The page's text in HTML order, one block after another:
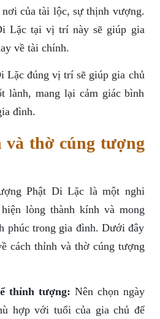
của tài lộc, sự thịnh vượng.
Lặc tại vị trí này sẽ giúp gia
về tài chính.
Lặc đúng vị trí sẽ giúp gia chủ
lành, mang lại cảm giác bình
đình.
và thờ cúng tượng
Phật Di Lặc là một nghi
lòng thành kính và mong
phúc trong gia đình. Dưới đây
cách thỉnh và thờ cúng tượng
thỉnh tượng: Nên chọn ngày
hợp với tuổi của gia chủ để